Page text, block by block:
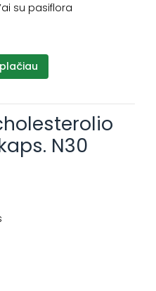
su pasiflora
N30